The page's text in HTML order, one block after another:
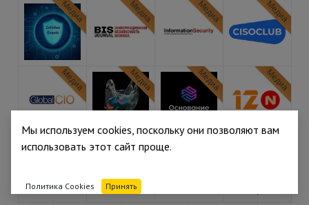
Медиа Медиа Медиа Медиа
Медиа Медиа Медиа Медиа
Медиа Медиа
Мы используем cookies, поскольку они позволяют вам
использовать этот сайт проще.
Политика Cookies Принять